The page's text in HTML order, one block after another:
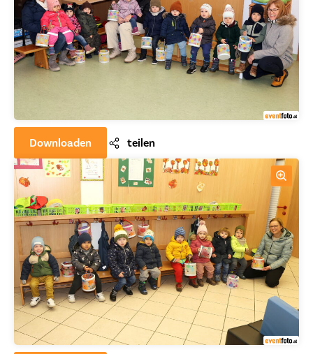
Downloaden teilen